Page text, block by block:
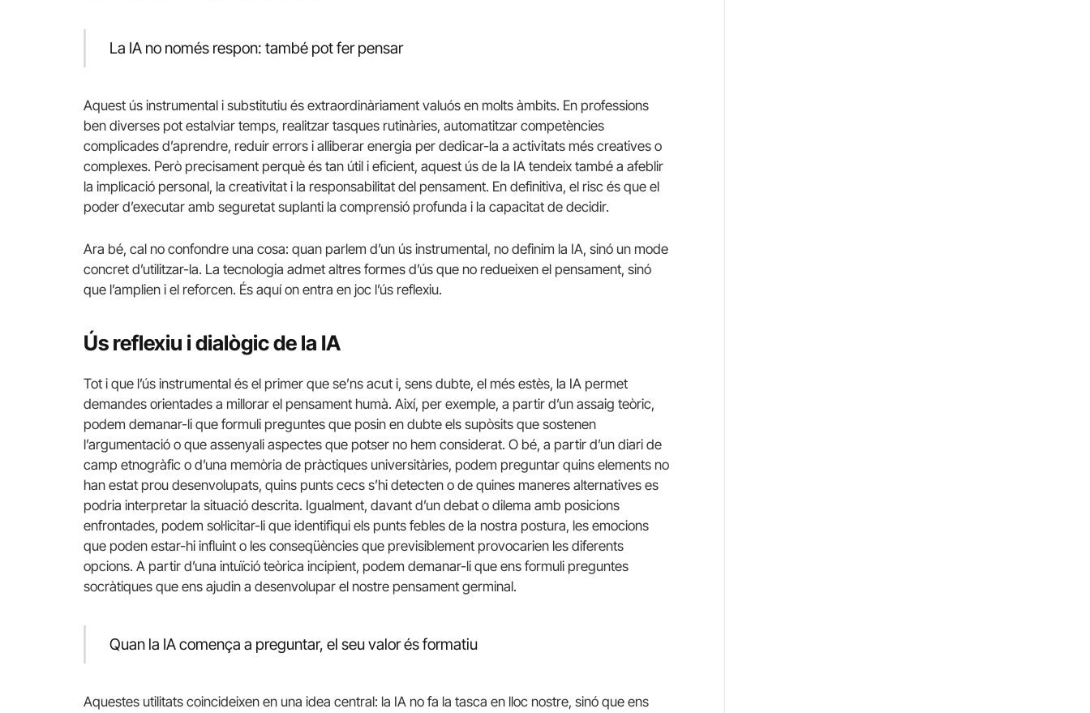
La IA no només respon: també pot fer pensar
Aquest ús instrumental i substitutiu és extraordinàriament valuós en molts àmbits. En professions
ben diverses pot estalviar temps, realitzar tasques rutinàries, automatitzar competències
complicades d’aprendre, reduir errors i alliberar energia per dedicar-la a activitats més creatives o
complexes. Però precisament perquè és tan útil i eficient, aquest ús de la IA tendeix també a afeblir
la implicació personal, la creativitat i la responsabilitat del pensament. En definitiva, el risc és que el
poder d’executar amb seguretat suplanti la comprensió profunda i la capacitat de decidir.
Ara bé, cal no confondre una cosa: quan parlem d’un ús instrumental, no definim la IA, sinó un mode
concret d’utilitzar-la. La tecnologia admet altres formes d’ús que no redueixen el pensament, sinó
que l’amplien i el reforcen. És aquí on entra en joc l’ús reflexiu.
Ús reflexiu i dialògic de la IA
Tot i que l’ús instrumental és el primer que se’ns acut i, sens dubte, el més estès, la IA permet
demandes orientades a millorar el pensament humà. Així, per exemple, a partir d’un assaig teòric,
podem demanar-li que formuli preguntes que posin en dubte els supòsits que sostenen
l’argumentació o que assenyali aspectes que potser no hem considerat. O bé, a partir d’un diari de
camp etnogràfic o d’una memòria de pràctiques universitàries, podem preguntar quins elements no
han estat prou desenvolupats, quins punts cecs s’hi detecten o de quines maneres alternatives es
podria interpretar la situació descrita. Igualment, davant d’un debat o dilema amb posicions
enfrontades, podem sol·licitar-li que identifiqui els punts febles de la nostra postura, les emocions
que poden estar-hi influint o les conseqüències que previsiblement provocarien les diferents
opcions. A partir d’una intuïció teòrica incipient, podem demanar-li que ens formuli preguntes
socràtiques que ens ajudin a desenvolupar el nostre pensament germinal.
Quan la IA comença a preguntar, el seu valor és formatiu
Aquestes utilitats coincideixen en una idea central: la IA no fa la tasca en lloc nostre, sinó que ens